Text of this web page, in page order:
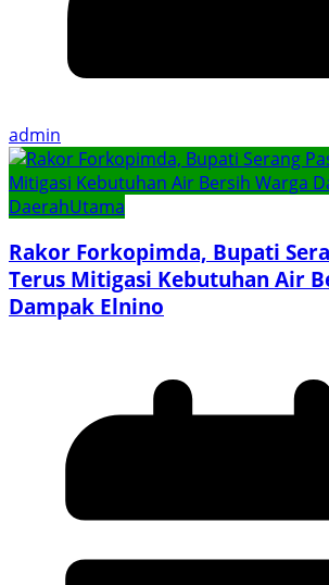
admin
DaerahUtama
Rakor Forkopimda, Bupati
Terus Mitigasi Kebutuhan Air
Dampak Elnino